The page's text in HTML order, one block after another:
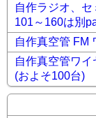
自作ラジオ、
101～160は別
自作真空管
自作真空管ワ
(およそ100台)